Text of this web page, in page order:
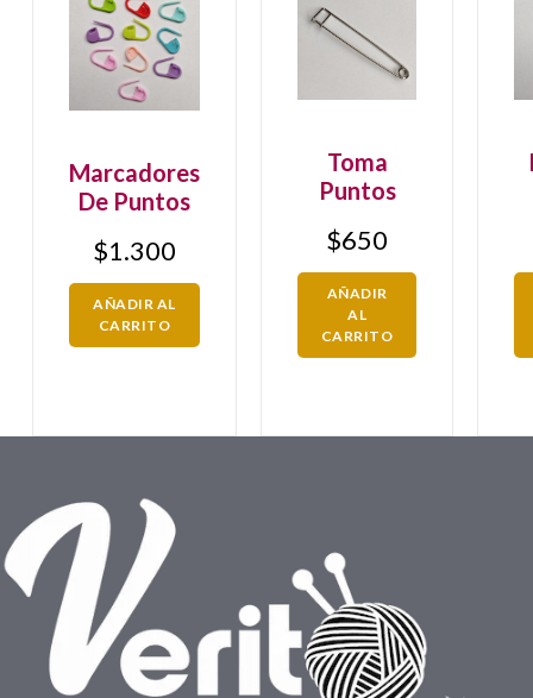
Marcadores
De Puntos
$1.300
AÑADIR AL
CARRITO
Toma
Puntos
$650
AÑADIR
AL
CARRITO